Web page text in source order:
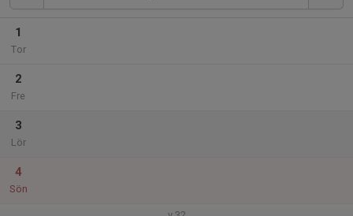
1
Tor
2
Fre
3
Lör
4
Sön